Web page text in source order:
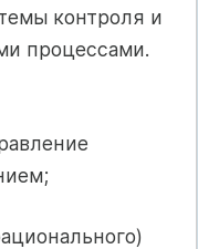
контроля и
процессами.